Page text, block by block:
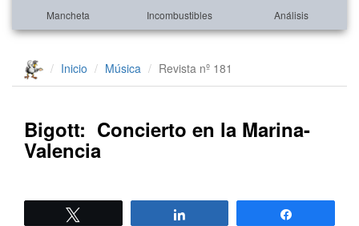
Mancheta Incombustibles Análisis
Inicio Música Revista nº 181
Bigott: Concierto en la Marina-
Valencia